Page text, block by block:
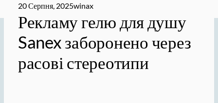
20 Серпня, 2025winax
Рекламу гелю для душу
Sanex заборонено через
расові стереотипи